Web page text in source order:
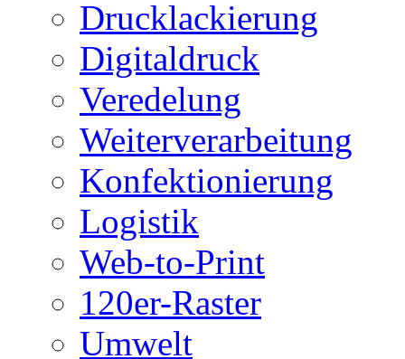
Drucklackierung
Digitaldruck
Veredelung
Weiterverarbeitung
Konfektionierung
Logistik
Web-to-Print
120er-Raster
Umwelt